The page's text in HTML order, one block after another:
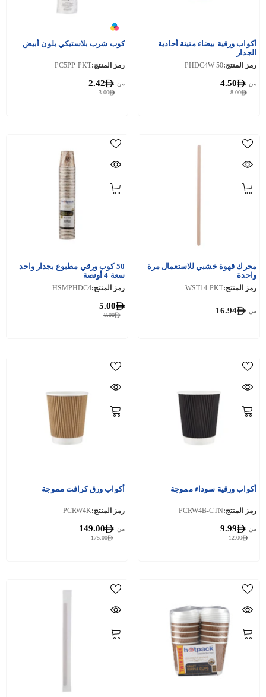
أكواب ورقية بيضاء متينة أحادية
الجدار
رمز المنتج:PHDC4W-50
8.00
من 4.50
كوب شرب بلاستيكي بلون أبيض
رمز المنتج:PC5PP-PKT
3.00
من 2.42
محرك قهوة خشبي للاستعمال مرة
واحدة
رمز المنتج:WST14-PKT
من 16.94
50 كوب ورقي مطبوع بجدار واحد
سعة 4 أونصة
رمز المنتج:HSMPHDC4
8.00
5.00
أكواب ورقية سوداء مموجة
رمز المنتج:PCRW4B-CTN
12.00
من 9.99
أكواب ورق كرافت مموجة
رمز المنتج:PCRW4K
175.00
من 149.00